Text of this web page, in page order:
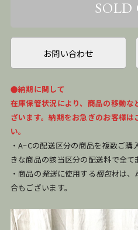
お問い合わせ
●納期に関して
在庫保管状況により、商品の移動
ざいます。納期をお急ぎのお客様
い。
・A~Cの配送区分の商品を複数ご
きな商品の該当区分の配送料で全て
・商品の発送に使用する梱包材は、
合もございます。